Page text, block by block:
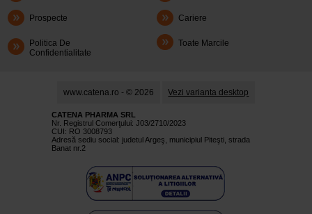
Prospecte Cariere
Politica De
Confidentialitate
Toate Marcile
www.catena.ro - © 2026 Vezi varianta desktop
CATENA PHARMA SRL
Nr. Registrul Comerţului: J03/2710/2023
CUI: RO 3008793
Adresă sediu social: judetul Argeş, municipiul Piteşti, strada
Banat nr.2